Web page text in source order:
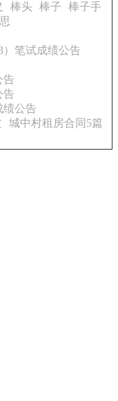
棒头 棒子
棒子手
）笔试成绩公告
告
告
绩公告
城中村租房合同5篇